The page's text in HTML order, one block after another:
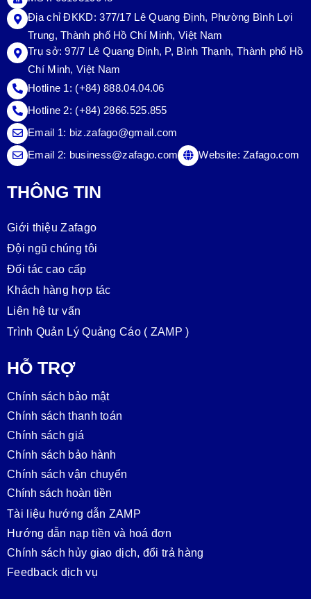
Địa chỉ ĐKKD: 377/17 Lê Quang Định, Phường Bình Lợi
Trung, Thành phố Hồ Chí Minh, Việt Nam
Trụ sở:97/7 Lê Quang Định, P, Bình Thạnh, Thành phố Hồ
Chí Minh, Việt Nam
Hotline 1: (+84) 888.04.04.06
Hotline 2: (+84) 2866.525.855
Email 1: biz.zafago@gmail.com
Email 2: business@zafago.com Website:Zafago.com
THÔNG TIN
Giới thiệu Zafago
Đội ngũ chúng tôi
Đối tác cao cấp
Khách hàng hợp tác
Liên hệ tư vấn
Trình Quản Lý Quảng Cáo ( ZAMP )
HỖ TRỢ
Chính sách bảo mật
Chính sách thanh toán
Chính sách giá
Chính sách bảo hành
Chính sách vận chuyển
Chính sách hoàn tiền
Tài liệu hướng dẫn ZAMP
Hướng dẫn nạp tiền và hoá đơn
Chính sách hủy giao dịch, đổi trả hàng
Feedback dịch vụ